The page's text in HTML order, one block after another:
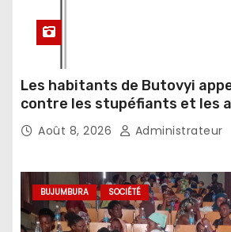
Les habitants de Butovyi
contre les stupéfiants et les
sorcellerie
Août 8, 2026 Administrateur
BUJUMBURA SOCIÉTÉ